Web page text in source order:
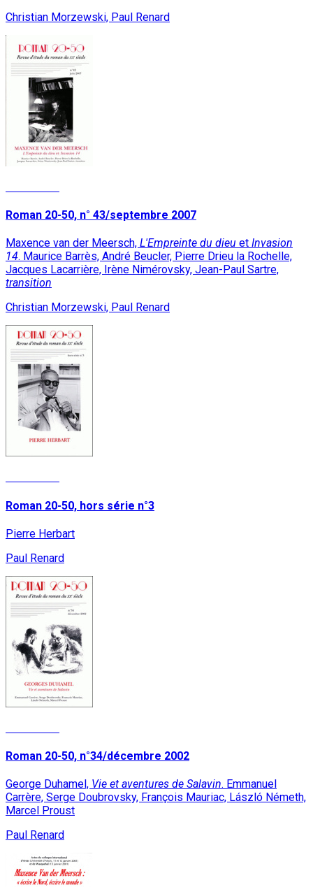
Christian Morzewski, Paul Renard
Roman 20-50, n° 43/septembre 2007
Maxence van der Meersch, L'Empreinte du dieu et Invasion
14. Maurice Barrès, André Beucler, Pierre Drieu la Rochelle,
Jacques Lacarrière, Irène Nimérovsky, Jean-Paul Sartre,
transition
Christian Morzewski, Paul Renard
Roman 20-50, hors série n°3
Pierre Herbart
Paul Renard
Roman 20-50, n°34/décembre 2002
George Duhamel, Vie et aventures de Salavin. Emmanuel
Carrère, Serge Doubrovsky, François Mauriac, László Németh,
Marcel Proust
Paul Renard